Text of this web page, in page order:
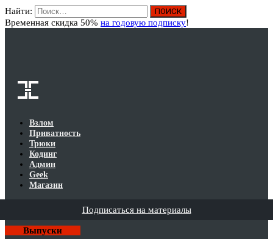
Найти:
Временная скидка 50% на годовую подписку!
Взлом
Приватность
Трюки
Кодинг
Админ
Geek
Магазин
Подписаться на материалы
Выпуски